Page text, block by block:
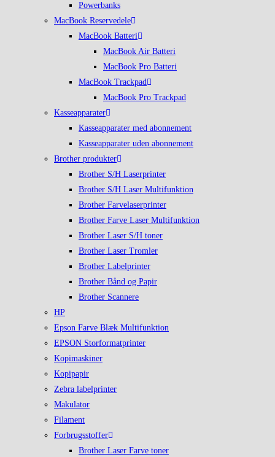
Powerbanks
MacBook Reservedele
MacBook Batteri
MacBook Air Batteri
MacBook Pro Batteri
MacBook Trackpad
MacBook Pro Trackpad
Kasseapparater
Kasseapparater med abonnement
Kasseapparater uden abonnement
Brother produkter
Brother S/H Laserprinter
Brother S/H Laser Multifunktion
Brother Farvelaserprinter
Brother Farve Laser Multifunktion
Brother Laser S/H toner
Brother Laser Tromler
Brother Labelprinter
Brother Bånd og Papir
Brother Scannere
HP
Epson Farve Blæk Multifunktion
EPSON Storformatprinter
Kopimaskiner
Kopipapir
Zebra labelprinter
Makulator
Filament
Forbrugsstoffer
Brother Laser Farve toner